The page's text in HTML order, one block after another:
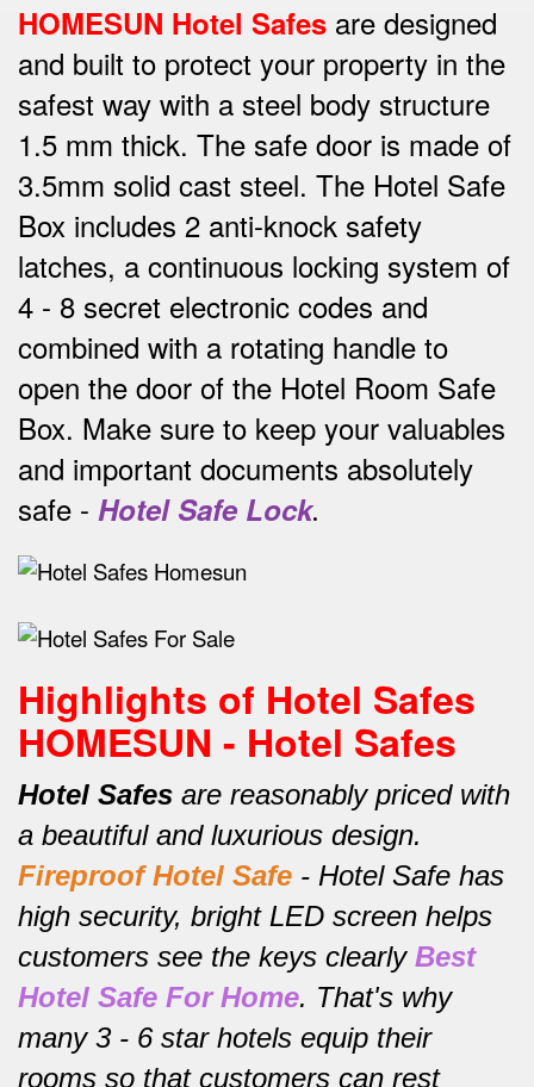
HOMESUN Hotel Safes are designed
and built to protect your property in the
safest way with a steel body structure
1.5 mm thick. The safe door is made of
3.5mm solid cast steel. The Hotel Safe
Box includes 2 anti-knock safety
latches, a continuous locking system of
4 - 8 secret electronic codes and
combined with a rotating handle to
open the door of the Hotel Room Safe
Box. Make sure to keep your valuables
and important documents absolutely
safe - Hotel Safe Lock.
Highlights of Hotel Safes
HOMESUN - Hotel Safes
Hotel Safes are reasonably priced with
a beautiful and luxurious design.
Fireproof Hotel Safe - Hotel Safe has
high security, bright LED screen helps
customers see the keys clearly Best
Hotel Safe For Home. That's why
many 3 - 6 star hotels equip their
rooms so that customers can rest